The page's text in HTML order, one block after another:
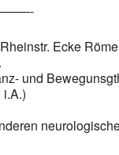
Ecke
und